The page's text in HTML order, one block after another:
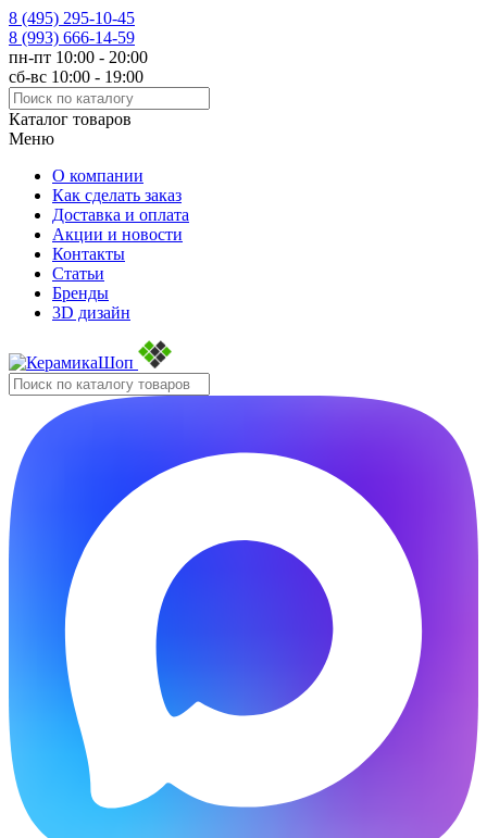
8 (495) 295-10-45
8 (993) 666-14-59
пн-пт 10:00 - 20:00
сб-вс 10:00 - 19:00
Каталог товаров
Меню
О компании
Как сделать заказ
Доставка и оплата
Акции и новости
Контакты
Статьи
Бренды
3D дизайн